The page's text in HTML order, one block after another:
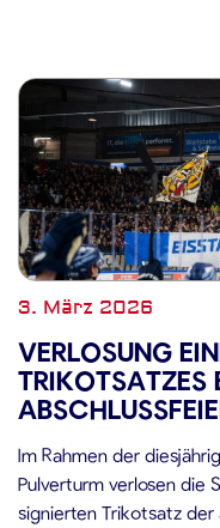
3. März 2026
VERLOSUNG
TRIKOTSATZES
Im Rahmen der
Pulverturm verlosen die
signierten Trikotsatz